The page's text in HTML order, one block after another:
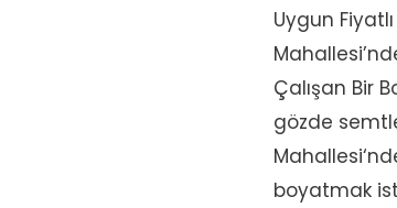
Uygun
Çalışan Bir
gözde
boyatmak